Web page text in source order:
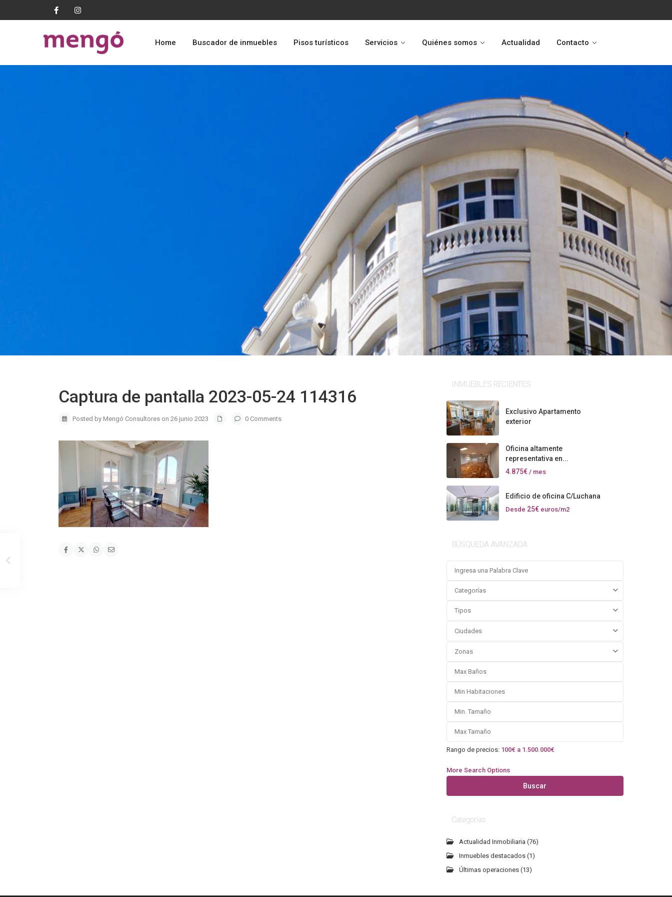
Home Buscador de inmuebles Pisos turísticos Servicios Quiénes somos Actualidad Contacto
Captura de pantalla 2023-05-24 114316
Posted by Mengó Consultores on 26 junio 2023 0 Comments
INMUEBLES RECIENTES
Exclusivo Apartamento
exterior
Oficina altamente
representativa en...
4.875€ / mes
Edificio de oficina C/Luchana
Desde 25€ euros/m2
BÚSQUEDA AVANZADA
Categorías
Tipos
Ciudades
Zonas
Rango de precios: 100€ a 1.500.000€
More Search Options
Buscar
Categorías
Actualidad Inmobiliaria (76)
Inmuebles destacados (1)
Últimas operaciones (13)